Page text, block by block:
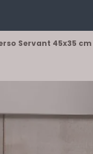
Servant 45x35 cm